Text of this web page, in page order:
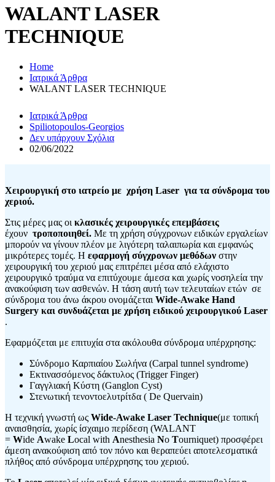
WALANT LASER
TECHNIQUE
Home
Ιατρικά Άρθρα
WALANT LASER TECHNIQUE
Ιατρικά Άρθρα
Spiliotopoulos-Georgios
Δεν υπάρχουν Σχόλια
02/06/2022
Χειρουργική στο ιατρείο με χρήση Laser για τα σύνδρομα του
χεριού.
Στις μέρες μας οι κλασικές χειρουργικές επεμβάσεις
έχουν τροποποιηθεί. Με τη χρήση σύγχρονων ειδικών εργαλείων
μπορούν να γίνουν πλέον με λιγότερη ταλαιπωρία και εμφανώς
μικρότερες τομές. Η εφαρμογή σύγχρονων μεθόδων στην
χειρουργική του χεριού μας επιτρέπει μέσα από ελάχιστο
χειρουργικό τραύμα να επιτύχουμε άμεσα και χωρίς νοσηλεία την
ανακούφιση των ασθενών. Η τάση αυτή των τελευταίων ετών σε
σύνδρομα του άνω άκρου ονομάζεται Wide-Awake Hand
Surgery και συνδυάζεται με χρήση ειδικού χειρουργικού Laser
.
Εφαρμόζεται με επιτυχία στα ακόλουθα σύνδρομα υπέρχρησης:
Σύνδρομο Καρπιαίου Σωλήνα (Carpal tunnel syndrome)
Εκτινασσόμενος δάκτυλος (Trigger Finger)
Γαγγλιακή Κύστη (Ganglon Cyst)
Στενωτική τενοντοελυτρίτδα ( De Quervain)
Η τεχνική γνωστή ως Wide-Awake Laser Technique(με τοπική
αναισθησία, χωρίς ίσχαιμο περίδεση (WALANT
= Wide Awake Local with Anesthesia No Tourniquet) προσφέρει
άμεση ανακούφιση από τον πόνο και θεραπεύει αποτελεσματικά
πλήθος από σύνδρομα υπέρχρησης του χεριού.